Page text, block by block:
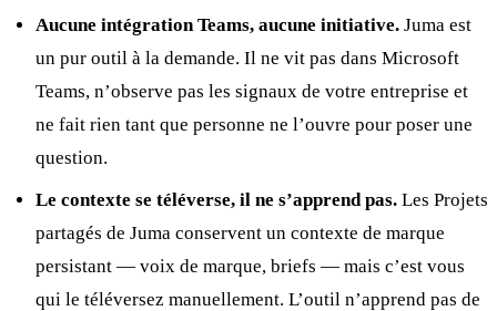
Aucune intégration Teams, aucune initiative. Juma est
un pur outil à la demande. Il ne vit pas dans Microsoft
Teams, n’observe pas les signaux de votre entreprise et
ne fait rien tant que personne ne l’ouvre pour poser une
question.
Le contexte se téléverse, il ne s’apprend pas. Les Projets
partagés de Juma conservent un contexte de marque
persistant — voix de marque, briefs — mais c’est vous
qui le téléversez manuellement. L’outil n’apprend pas de